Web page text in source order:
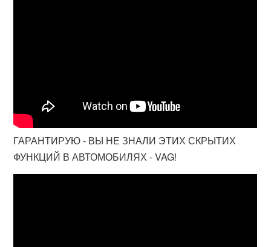
ГАРАНТИРУЮ - ВЫ НЕ ЗНАЛИ ЭТИХ СКРЫТИХ
ФУНКЦИЙ В АВТОМОБИЛЯХ - VAG!